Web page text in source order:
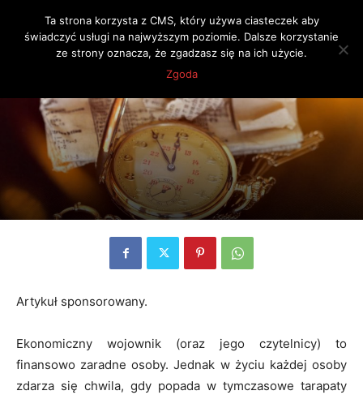
Strona główna Blog finansowy
Artykuł sponsorowany.
Ekonomiczny wojownik (oraz jego czytelnicy) to
finansowo zaradne osoby. Jednak w życiu każdej osoby
zdarza się chwila, gdy popada w tymczasowe tarapaty
Ta strona korzysta z CMS, który używa ciasteczek aby
świadczyć usługi na najwyższym poziomie. Dalsze korzystanie
ze strony oznacza, że zgadzasz się na ich użycie.
Zgoda